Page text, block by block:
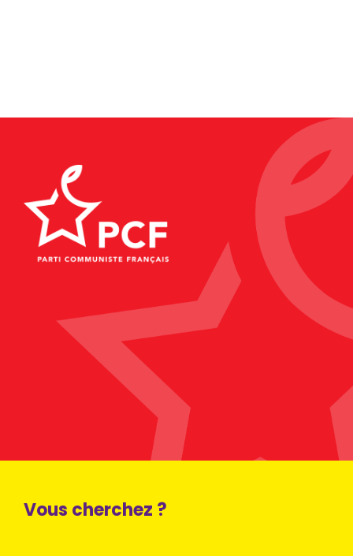
Vous cherchez ?